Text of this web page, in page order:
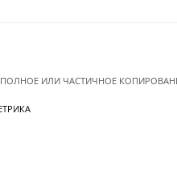
ПОЛНОЕ ИЛИ ЧАСТИЧНОЕ